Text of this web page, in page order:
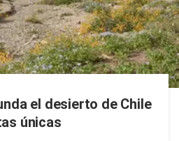
el desierto de Chile
únicas